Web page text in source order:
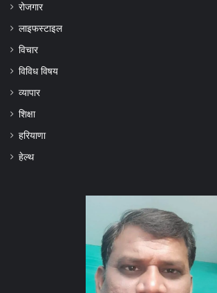
रोजगार
लाइफस्टाइल
विचार
विविध विषय
व्यापार
शिक्षा
हरियाणा
हेल्‍थ